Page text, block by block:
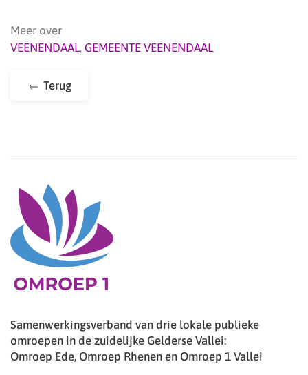
Meer over
VEENENDAAL, GEMEENTE VEENENDAAL
Terug
Samenwerkingsverband van drie lokale publieke
omroepen in de zuidelijke Gelderse Vallei:
Omroep Ede, Omroep Rhenen en Omroep 1 Vallei